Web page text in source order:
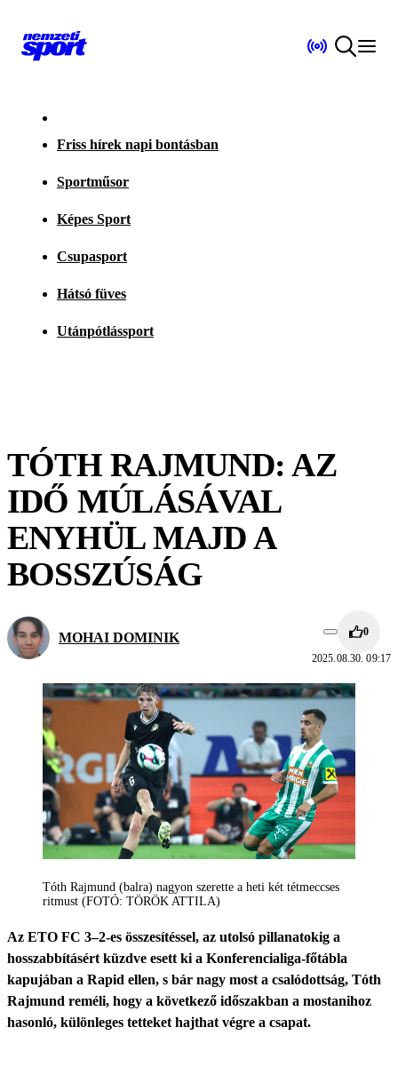
Friss hírek napi bontásban
Sportműsor
Képes Sport
Csupasport
Hátsó füves
Utánpótlássport
TÓTH RAJMUND: AZ
IDŐ MÚLÁSÁVAL
ENYHÜL MAJD A
BOSSZÚSÁG
MOHAI DOMINIK 0
2025.08.30. 09:17
Tóth Rajmund (balra) nagyon szerette a heti két tétmeccses
ritmust (FOTÓ: TÖRÖK ATTILA)
Az ETO FC 3–2-es összesítéssel, az utolsó pillanatokig a
hosszabbításért küzdve esett ki a Konferencialiga-főtábla
kapujában a Rapid ellen, s bár nagy most a csalódottság, Tóth
Rajmund reméli, hogy a következő időszakban a mostanihoz
hasonló, különleges tetteket hajthat végre a csapat.